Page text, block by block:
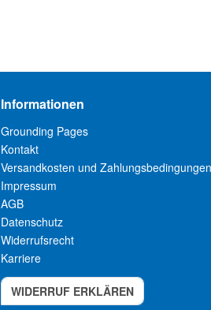
Informationen
Grounding Pages
Kontakt
Versandkosten und Zahlungsbedingungen
Impressum
AGB
Datenschutz
Widerrufsrecht
Karriere
WIDERRUF ERKLÄREN